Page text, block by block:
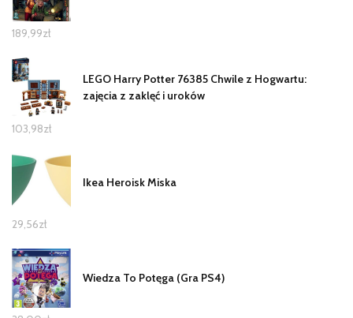
189,99zł
LEGO Harry Potter 76385 Chwile z Hogwartu:
zajęcia z zaklęć i uroków
103,98zł
Ikea Heroisk Miska
29,56zł
Wiedza To Potęga (Gra PS4)